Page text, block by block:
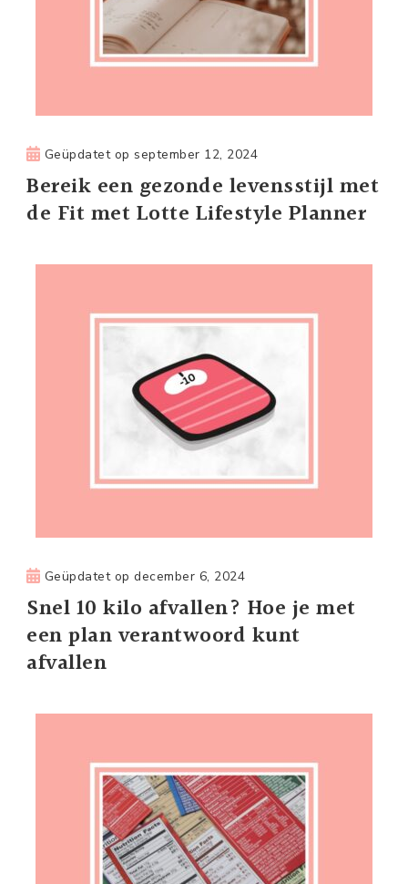
Geüpdatet op september 12, 2024
Bereik een gezonde levensstijl met
de Fit met Lotte Lifestyle Planner
Geüpdatet opdecember 6, 2024
Snel 10 kilo afvallen? Hoe je met
een plan verantwoord kunt
afvallen